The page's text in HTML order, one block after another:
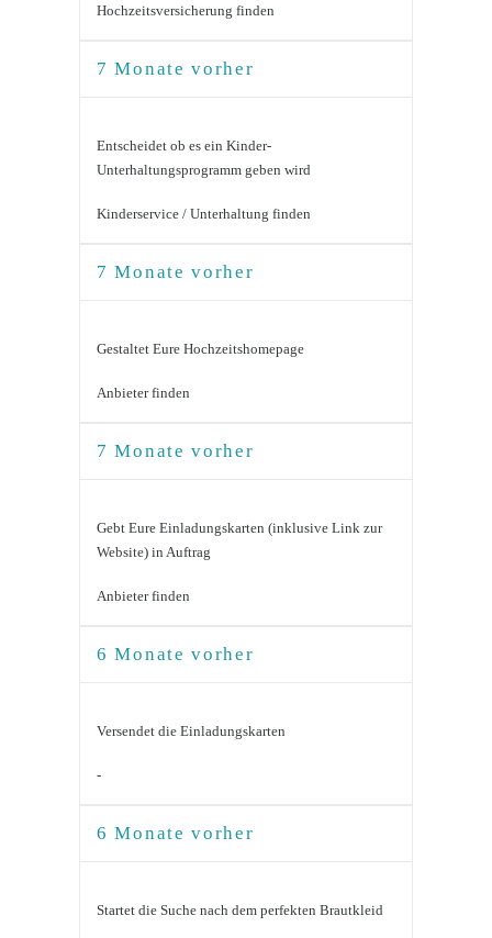
Hochzeitsversicherung finden
7 Monate vorher
Entscheidet ob es ein Kinder-
Unterhaltungsprogramm geben wird
Kinderservice / Unterhaltung finden
7 Monate vorher
Gestaltet Eure Hochzeitshomepage
Anbieter finden
7 Monate vorher
Gebt Eure Einladungskarten (inklusive Link zur
Website) in Auftrag
Anbieter finden
6 Monate vorher
Versendet die Einladungskarten
-
6 Monate vorher
Startet die Suche nach dem perfekten Brautkleid